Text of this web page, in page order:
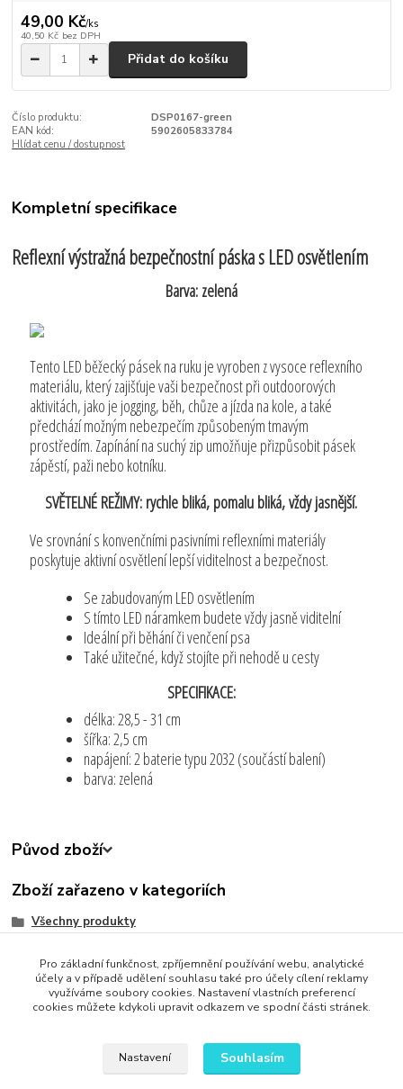
49,00 Kč/ks
40,50 Kč bez DPH
Přidat do košíku
Číslo produktu:
DSP0167-green
EAN kód:
5902605833784
Hlídat cenu / dostupnost
Kompletní specifikace
Reflexní výstražná bezpečnostní páska s LED osvětlením
Barva: zelená
Tento LED běžecký pásek na ruku je vyroben z vysoce reflexního
materiálu, který zajišťuje vaši bezpečnost při outdoorových
aktivitách, jako je jogging, běh, chůze a jízda na kole, a také
předchází možným nebezpečím způsobeným tmavým
prostředím. Zapínání na suchý zip umožňuje přizpůsobit pásek
zápěstí, paži nebo kotníku.
SVĚTELNÉ REŽIMY: rychle bliká, pomalu bliká, vždy jasnější.
Ve srovnání s konvenčními pasivními reflexními materiály
poskytuje aktivní osvětlení lepší viditelnost a bezpečnost.
Se zabudovaným LED osvětlením
S tímto LED náramkem budete vždy jasně viditelní
Ideální při běhání či venčení psa
Také užitečné, když stojíte při nehodě u cesty
SPECIFIKACE:
délka: 28,5 - 31 cm
šířka: 2,5 cm
napájení: 2 baterie typu 2032 (součástí balení)
barva: zelená
Původ zboží
Zboží zařazeno v kategoriích
Všechny produkty
Zjednodušte svůj život
Upravit sběr cookies.
Pro základní funkčnost, zpříjemnění používání webu, analytické
účely a v případě udělení souhlasu také pro účely cílení reklamy
využíváme soubory cookies. Nastavení vlastních preferencí
cookies můžete kdykoli upravit odkazem ve spodní části stránek.
Nastavení Souhlasím